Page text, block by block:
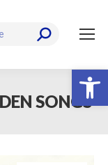
SONGS